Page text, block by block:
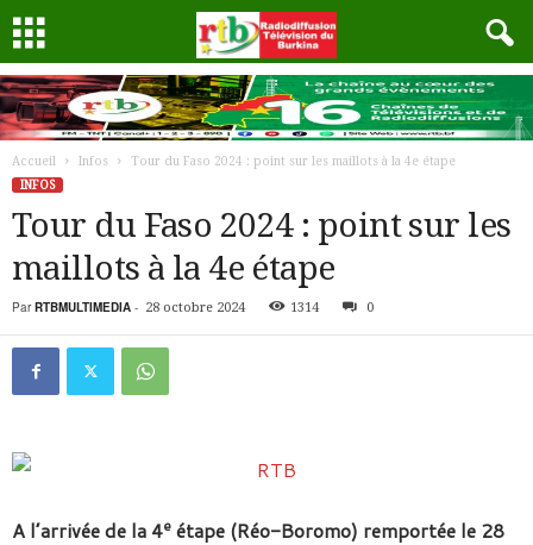
Accueil Infos
Tour du Faso 2024 : point sur les maillots à la 4e étape
INFOS
Tour du Faso 2024 : point sur les
maillots à la 4e étape
Par RTBMULTIMEDIA - 28 octobre 2024 1314 0
A l’arrivée de la 4e étape (Réo-Boromo) remportée le 28